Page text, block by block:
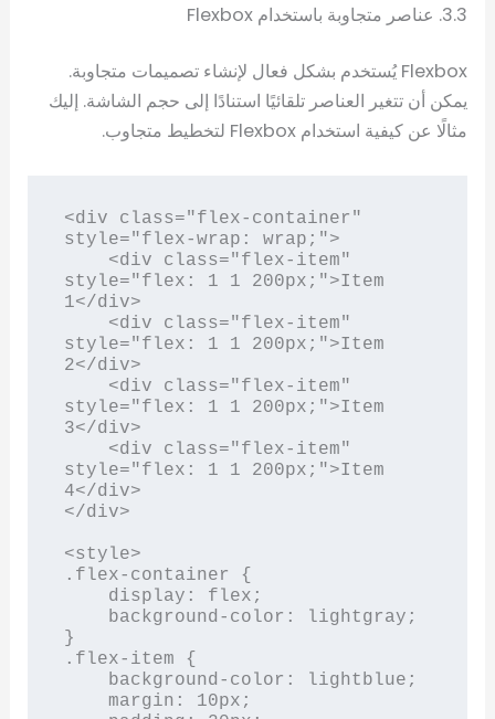
3.3. عناصر متجاوبة باستخدام Flexbox
Flexbox يُستخدم بشكل فعال لإنشاء تصميمات متجاوبة.
يمكن أن تتغير العناصر تلقائيًا استنادًا إلى حجم الشاشة. إليك
مثالًا عن كيفية استخدام Flexbox لتخطيط متجاوب.
<div class="flex-container"
style="flex-wrap: wrap;">
style="flex: 1 1 200px;">Item
1</div>
style="flex: 1 1 200px;">Item
2</div>
style="flex: 1 1 200px;">Item
3</div>
style="flex: 1 1 200px;">Item
4</div>
</div>
<style>
.flex-container {
}
.flex-item {